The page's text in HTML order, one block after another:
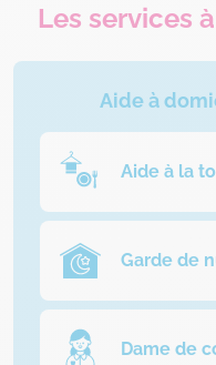
Les services
Aide à
Aide à la
Garde de
Dame de